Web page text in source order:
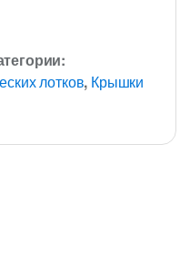
лотков, Крышки